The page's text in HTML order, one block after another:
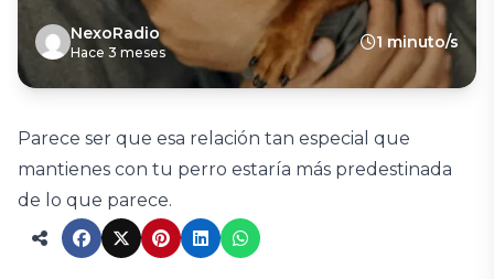
NexoRadio
Hace 3 meses
1 minuto/s
Parece ser que esa relación tan especial que
mantienes con tu perro estaría más predestinada
de lo que parece.